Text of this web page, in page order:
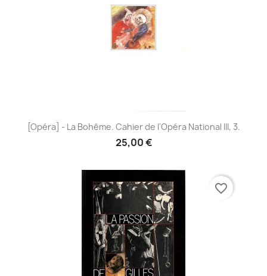
[Opéra] - La Bohême. Cahier de l'Opéra National III, 3.
25,00 €
favorite_border